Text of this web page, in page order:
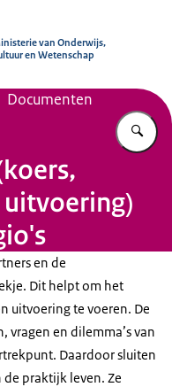
van Onderwijs,
en Wetenschap
Documenten
en de
Dit helpt om het
uitvoering te voeren. De
vragen en dilemma’s van
Daardoor sluiten
praktijk leven. Ze